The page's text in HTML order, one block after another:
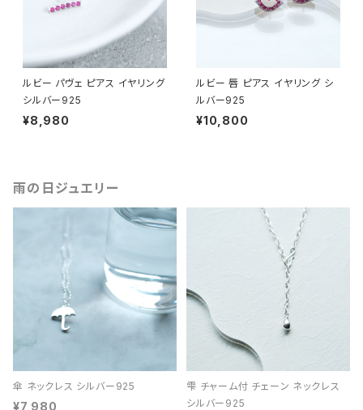
ルビー パヴェ ピアス イヤリング
シルバー925
¥8,980
ルビー 唇 ピアス イヤリング シ
ルバー925
¥10,800
雨の日ジュエリー
傘 ネックレス シルバー925
¥7,980
雫 チャーム付 チェーン ネックレス
シルバー925